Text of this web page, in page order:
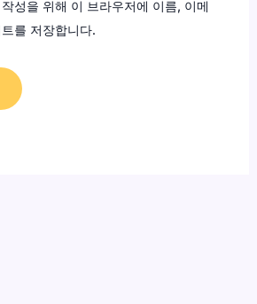
성을 위해 이 브라우저에 이름, 이메
를 저장합니다.